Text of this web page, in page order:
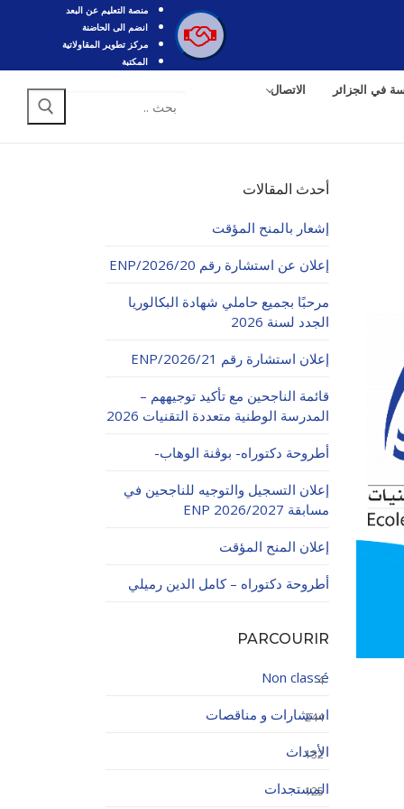
منصة التعليم عن البعد
انضم الى الحاضنة
مركز تطوير المقاولاتية
المكتبة
في الجزائر الاتصال
أحدث المقالات
إشعار بالمنح المؤقت
إعلان عن استشارة رقم 20/ENP/2026
مرحبًا بجميع حاملي شهادة البكالوريا
الجدد لسنة 2026
إعلان استشارة رقم 21/ENP/2026
قائمة الناجحين مع تأكيد توجيههم –
المدرسة الوطنية متعددة التقنيات 2026
أطروحة دكتوراه- بوڨنة الوهاب-
إعلان التسجيل والتوجيه للناجحين في
مسابقة ENP 2026/2027
إعلان المنح المؤقت
أطروحة دكتوراه – كامل الدين رميلي
PARCOURIR
Non classé
4
استشارات و مناقصات
244
الأحداث
132
المستجدات
125